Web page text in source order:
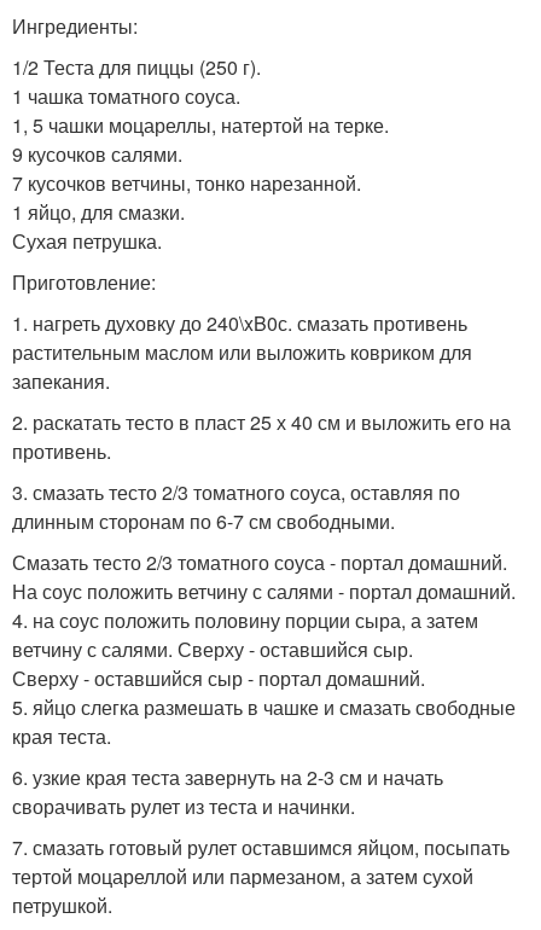
Ингредиенты:
1/2 Теста для пиццы (250 г).
1 чашка томатного соуса.
1, 5 чашки моцареллы, натертой на терке.
9 кусочков салями.
7 кусочков ветчины, тонко нарезанной.
1 яйцо, для смазки.
Сухая петрушка.
Приготовление:
1. нагреть духовку до 240\xB0с. смазать противень
растительным маслом или выложить ковриком для
запекания.
2. раскатать тесто в пласт 25 х 40 см и выложить его на
противень.
3. смазать тесто 2/3 томатного соуса, оставляя по
длинным сторонам по 6-7 см свободными.
Смазать тесто 2/3 томатного соуса - портал домашний.
На соус положить ветчину с салями - портал домашний.
4. на соус положить половину порции сыра, а затем
ветчину с салями. Сверху - оставшийся сыр.
Сверху - оставшийся сыр - портал домашний.
5. яйцо слегка размешать в чашке и смазать свободные
края теста.
6. узкие края теста завернуть на 2-3 см и начать
сворачивать рулет из теста и начинки.
7. смазать готовый рулет оставшимся яйцом, посыпать
тертой моцареллой или пармезаном, а затем сухой
петрушкой.